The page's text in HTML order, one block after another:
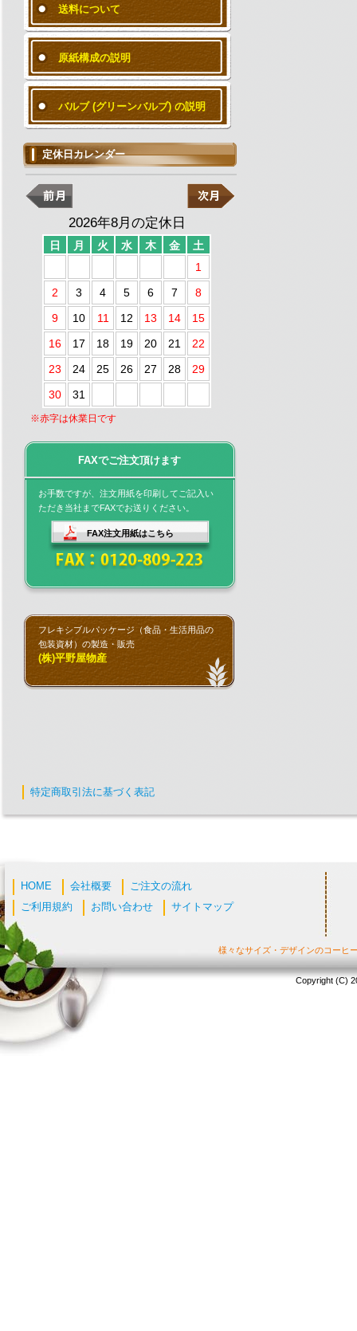
送料について
原紙構成の説明
バルブ (グリーンバルブ) の説明
定休日カレンダー
2026年8月の定休日
日 月 火 水 木 金
土
1
2
3 4 5 6 7
8
9
10 11 12 13 14
15
16
17 18 19 20 21
22
23
24 25 26 27 28
29
30
31
※赤字は休業日です
FAXでご注文頂けます
お手数ですが、注文用紙を印刷してご記入い
ただき当社までFAXでお送りください。
FAX注文用紙はこちら
フレキシブルパッケージ（食品・生活用品の
包装資材）の製造・販売
(株)平野屋物産
特定商取引法に基づく表記
HOME 会社概要
ご注文の流れ
ご利用規約
お問い合わせ サイトマップ
様々なサイズ・デザインのコーヒ
Copyright (C)